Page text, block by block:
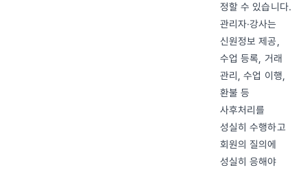
정할 수 있습니다.
관리자·강사는
신원정보 제공,
수업 등록, 거래
관리, 수업 이행,
환불 등
사후처리를
성실히 수행하고
회원의 질의에
성실히 응해야